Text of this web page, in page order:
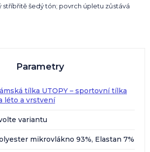
stříbřitě šedý tón; povrch úpletu zůstává
Parametry
tílka UTOPY – sportovní tílka
léto a vrstvení
variantu
mikrovlákno 93%, Elastan 7%